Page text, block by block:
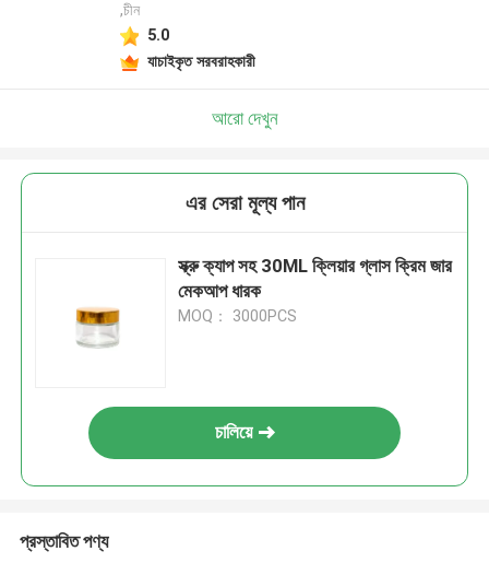
,চীন
5.0
যাচাইকৃত সরবরাহকারী
আরো দেখুন
এর সেরা মূল্য পান
স্ক্রু ক্যাপ সহ 30ML ক্লিয়ার গ্লাস ক্রিম জার
মেকআপ ধারক
MOQ： 3000PCS
চালিয়ে
প্রস্তাবিত পণ্য